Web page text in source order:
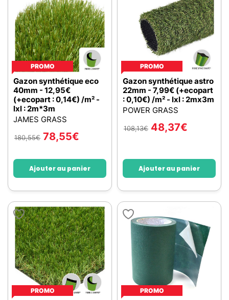
PROMO
Gazon synthétique eco
40mm - 12,95€
(+ecopart : 0,14€) /m² -
lxl : 2m*3m
JAMES GRASS
180,55€ 78,55€
Ajouter au panier
PROMO
Gazon synthétique astro
22mm - 7,99€ (+ecopart
: 0,10€) /m² - lxl : 2mx3m
POWER GRASS
108,13€ 48,37€
Ajouter au panier
PROMO PROMO